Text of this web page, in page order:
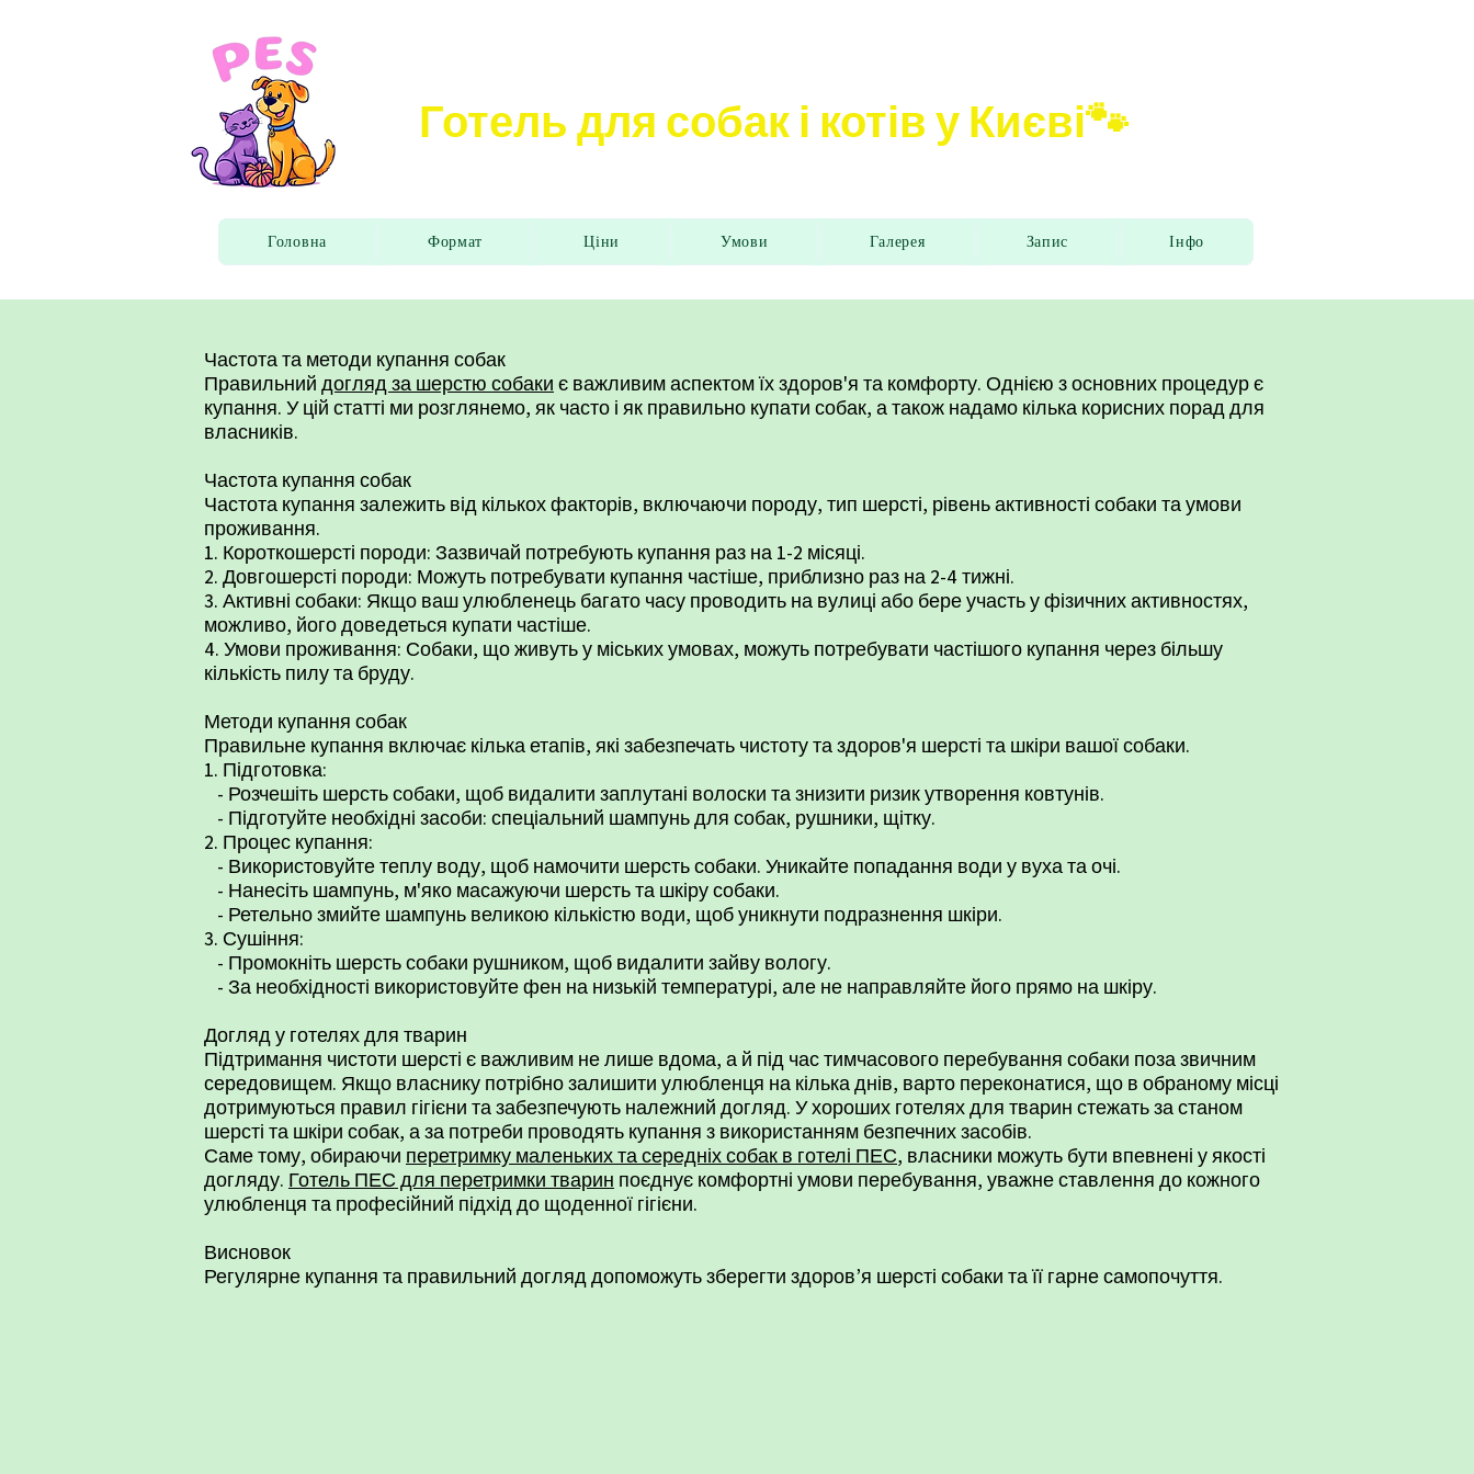
Готель для собак і котів у Києві🐾
Головна Формат Ціни Умови Галерея Запис Інфо
Частота та методи купання собак
Правильний догляд за шерстю собаки є важливим аспектом їх здоров'я та комфорту. Однією з основних процедур є
купання. У цій статті ми розглянемо, як часто і як правильно купати собак, а також надамо кілька корисних порад для
власників.
Частота купання собак
Частота купання залежить від кількох факторів, включаючи породу, тип шерсті, рівень активності собаки та умови
проживання.
1. Короткошерсті породи: Зазвичай потребують купання раз на 1-2 місяці.
2. Довгошерсті породи: Можуть потребувати купання частіше, приблизно раз на 2-4 тижні.
3. Активні собаки: Якщо ваш улюбленець багато часу проводить на вулиці або бере участь у фізичних активностях,
можливо, його доведеться купати частіше.
4. Умови проживання: Собаки, що живуть у міських умовах, можуть потребувати частішого купання через більшу
кількість пилу та бруду.
Методи купання собак
Правильне купання включає кілька етапів, які забезпечать чистоту та здоров'я шерсті та шкіри вашої собаки.
1. Підготовка:
- Розчешіть шерсть собаки, щоб видалити заплутані волоски та знизити ризик утворення ковтунів.
- Підготуйте необхідні засоби: спеціальний шампунь для собак, рушники, щітку.
2. Процес купання:
- Використовуйте теплу воду, щоб намочити шерсть собаки. Уникайте попадання води у вуха та очі.
- Нанесіть шампунь, м'яко масажуючи шерсть та шкіру собаки.
- Ретельно змийте шампунь великою кількістю води, щоб уникнути подразнення шкіри.
3. Сушіння:
- Промокніть шерсть собаки рушником, щоб видалити зайву вологу.
- За необхідності використовуйте фен на низькій температурі, але не направляйте його прямо на шкіру.​
Догляд у готелях для тварин
Підтримання чистоти шерсті є важливим не лише вдома, а й під час тимчасового перебування собаки поза звичним
середовищем. Якщо власнику потрібно залишити улюбленця на кілька днів, варто переконатися, що в обраному місці
дотримуються правил гігієни та забезпечують належний догляд. У хороших готелях для тварин стежать за станом
шерсті та шкіри собак, а за потреби проводять купання з використанням безпечних засобів.
Саме тому, обираючи перетримку маленьких та середніх собак в готелі ПЕС, власники можуть бути впевнені у якості
догляду. Готель ПЕС для перетримки тварин поєднує комфортні умови перебування, уважне ставлення до кожного
улюбленця та професійний підхід до щоденної гігієни.
​Висновок
Регулярне купання та правильний догляд допоможуть зберегти здоров’я шерсті собаки та її гарне самопочуття.